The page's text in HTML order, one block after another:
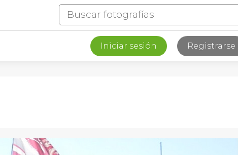
Iniciar sesión Registrarse